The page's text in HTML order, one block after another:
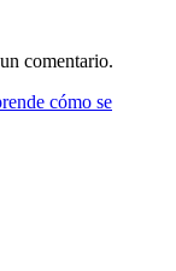
comentario.
cómo se